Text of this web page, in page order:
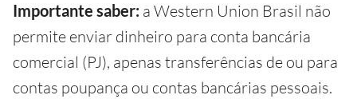
Importante saber: a Western Union Brasil não
permite enviar dinheiro para conta bancária
comercial (PJ), apenas transferências de ou para
contas poupança ou contas bancárias pessoais.